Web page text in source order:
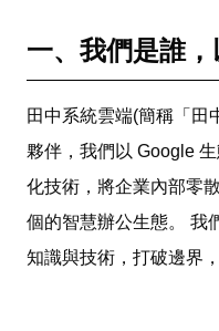
一、我們是誰
田中系統雲端(簡稱「田
夥伴，我們以 Google
化技術，將企業內部零
個的智慧辦公生態。 我
知識與技術，打破邊界